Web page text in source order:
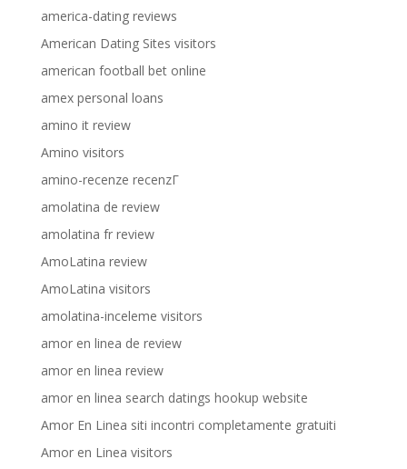
america-dating reviews
American Dating Sites visitors
american football bet online
amex personal loans
amino it review
Amino visitors
amino-recenze recenzГ­
amolatina de review
amolatina fr review
AmoLatina review
AmoLatina visitors
amolatina-inceleme visitors
amor en linea de review
amor en linea review
amor en linea search datings hookup website
Amor En Linea siti incontri completamente gratuiti
Amor en Linea visitors